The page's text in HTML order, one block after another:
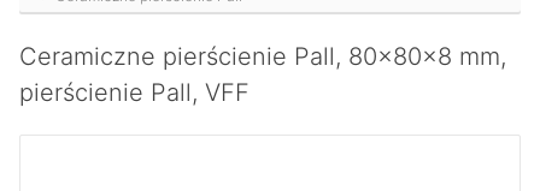
Ceramiczne pierścienie Pall, 80x80x8 mm,
pierścienie Pall, VFF